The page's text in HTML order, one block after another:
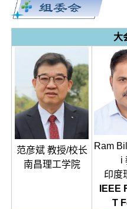
大
范彦斌 教授/校长
南昌理工学院
Ram
i
印度
IEEE
T